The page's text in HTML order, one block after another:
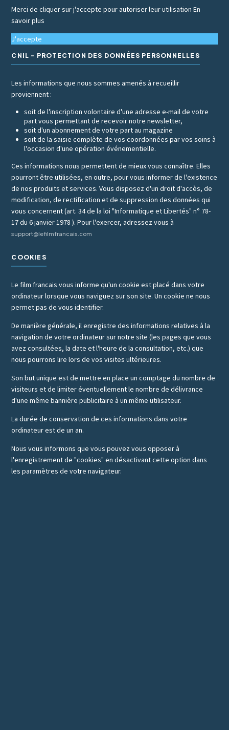
Merci de cliquer sur j'accepte pour autoriser leur utilisationEn
savoir plus
J'accepte
CNIL - PROTECTION DES DONNÉES PERSONNELLES
Les informations que nous sommes amenés à recueillir
proviennent :
soit de l'inscription volontaire d'une adresse e-mail de votre
part vous permettant de recevoir notre newsletter,
soit d'un abonnement de votre part au magazine
soit de la saisie complète de vos coordonnées par vos soins à
l'occasion d'une opération événementielle.
Ces informations nous permettent de mieux vous connaître. Elles
pourront être utilisées, en outre, pour vous informer de l'existence
de nos produits et services. Vous disposez d'un droit d'accès, de
modification, de rectification et de suppression des données qui
vous concernent (art. 34 de la loi "Informatique et Libertés" n° 78-
17 du 6 janvier 1978 ). Pour l'exercer, adressez vous à
support@lefilmfrancais.com
COOKIES
Le film francais vous informe qu'un cookie est placé dans votre
ordinateur lorsque vous naviguez sur son site. Un cookie ne nous
permet pas de vous identifier.
De manière générale, il enregistre des informations relatives à la
navigation de votre ordinateur sur notre site (les pages que vous
avez consultées, la date et l'heure de la consultation, etc.) que
nous pourrons lire lors de vos visites ultérieures.
Son but unique est de mettre en place un comptage du nombre de
visiteurs et de limiter éventuellement le nombre de délivrance
d'une même bannière publicitaire à un même utilisateur.
La durée de conservation de ces informations dans votre
ordinateur est de un an.
Nous vous informons que vous pouvez vous opposer à
l'enregistrement de "cookies" en désactivant cette option dans
les paramètres de votre navigateur.